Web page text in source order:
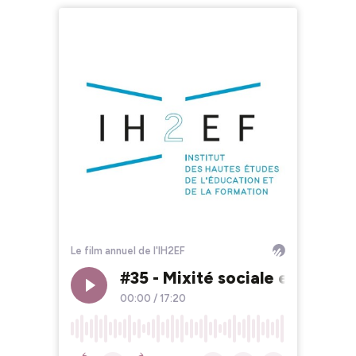
Le film annuel de l'IH2EF
#35 - Mixité sociale et
00:00 / 17:20